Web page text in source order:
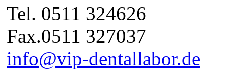
Tel. 0511 324626
Fax.0511 327037
info@vip-dentallabor.de